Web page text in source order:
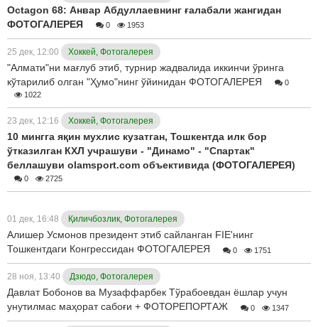
Octagon 68: Анвар Абдуллаевнинг ғалабали жангидан
ФОТОГАЛЕРЕЯ
0 1953
25 дек, 12:00 Хоккей, Фотогалерея
"Алмати"ни мағлуб этиб, турнир жадвалида иккинчи ўринга
кўтарилиб олган "Ҳумо"нинг ўйинидан ФОТОГАЛЕРЕЯ
0
1022
23 дек, 12:16 Хоккей, Фотогалерея
10 мингга яқин мухлис кузатган, Тошкентда илк бор
ўтказилган КХЛ учрашуви - "Динамо" - "Спартак"
беллашуви olamsport.com объективида (ФОТОГАЛЕРЕЯ)
0 2725
01 дек, 16:48 Қиличбозлик, Фотогалерея
Алишер Усмонов президент этиб сайланган FIE'нинг
Тошкентдаги Конгрессидан ФОТОГАЛЕРЕЯ
0 1751
28 ноя, 13:40 Дзюдо, Фотогалерея
Давлат Бобонов ва Музаффарбек Тўрабоевдан ёшлар учун
унутилмас маҳорат сабоғи + ФОТОРЕПОРТАЖ
0 1347